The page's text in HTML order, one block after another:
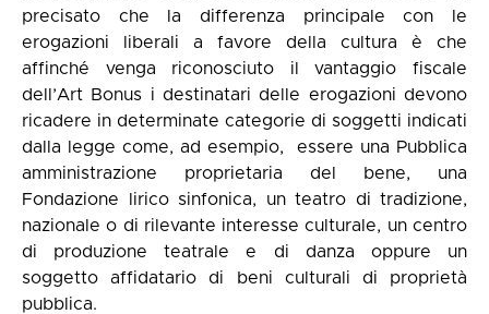
precisato che la differenza principale con le
erogazioni liberali a favore della cultura è che
affinché venga riconosciuto il vantaggio fiscale
dell’Art Bonus i destinatari delle erogazioni devono
ricadere in determinate categorie di soggetti indicati
dalla legge come, ad esempio, essere una Pubblica
amministrazione proprietaria del bene, una
Fondazione lirico sinfonica, un teatro di tradizione,
nazionale o di rilevante interesse culturale, un centro
di produzione teatrale e di danza oppure un
soggetto affidatario di beni culturali di proprietà
pubblica.